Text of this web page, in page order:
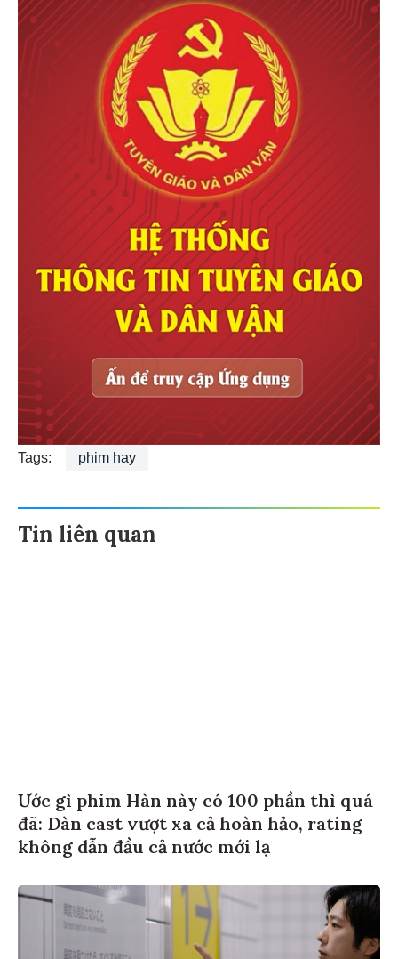
Tags: phim hay
Tin liên quan
Ước gì phim Hàn này có 100 phần thì quá
đã: Dàn cast vượt xa cả hoàn hảo, rating
không dẫn đầu cả nước mới lạ